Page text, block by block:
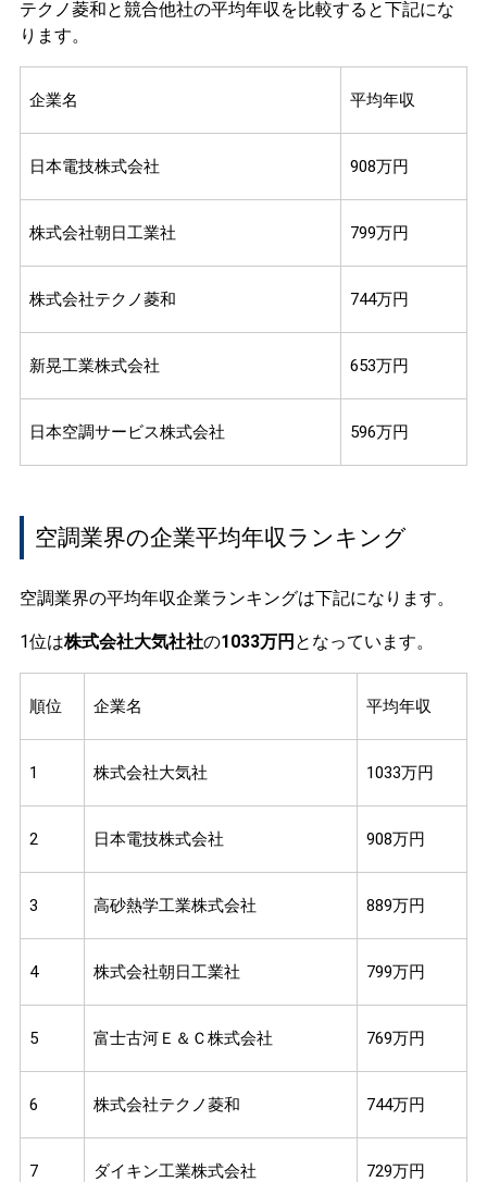
テクノ菱和と競合他社の平均年収を比較すると下記にな
ります。
企業名 平均年収
日本電技株式会社 908万円
株式会社朝日工業社 799万円
株式会社テクノ菱和 744万円
新晃工業株式会社 653万円
日本空調サービス株式会社 596万円
空調業界の企業平均年収ランキング
空調業界の平均年収企業ランキングは下記になります。
1位は株式会社大気社社の1033万円 となっています。
順位 企業名 平均年収
1 株式会社大気社 1033万円
2 日本電技株式会社 908万円
3 高砂熱学工業株式会社 889万円
4 株式会社朝日工業社 799万円
5 富士古河Ｅ＆Ｃ株式会社 769万円
6 株式会社テクノ菱和 744万円
7 ダイキン工業株式会社 729万円